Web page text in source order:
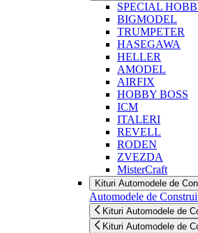
SPECIAL
BIGMODEL
TRUMPETER
HASEGAWA
HELLER
AMODEL
AIRFIX
HOBBY BOSS
ICM
ITALERI
REVELL
RODEN
ZVEZDA
MisterCraft
Kituri Automodele de
Automodele de
Kituri Automodele de
Kituri Automodele de